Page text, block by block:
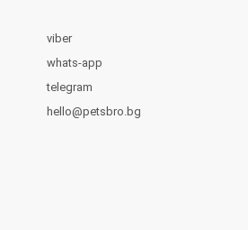
viber
whats-app
telegram
hello@petsbro.bg